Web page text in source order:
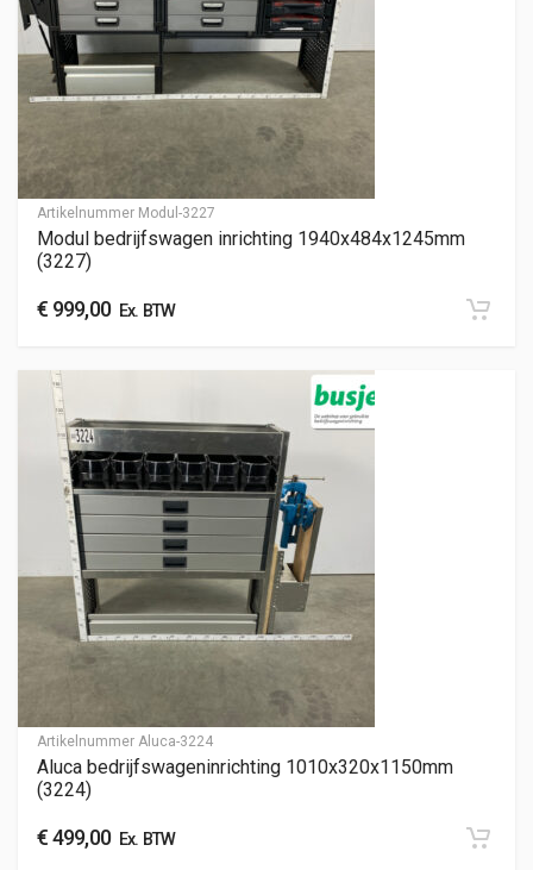
Artikelnummer Modul-3227
Modul bedrijfswagen inrichting 1940x484x1245mm
(3227)
€ 999,00Ex. BTW
Artikelnummer Aluca-3224
Aluca bedrijfswageninrichting 1010x320x1150mm
(3224)
€499,00Ex. BTW